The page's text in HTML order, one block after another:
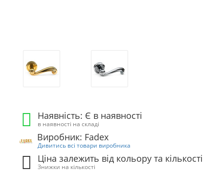
Наявність: Є в наявності
в наявності на складі
Виробник: Fadex
Дивитись всі товари виробника
Ціна залежить від кольору та кількості
Знижки на кількості